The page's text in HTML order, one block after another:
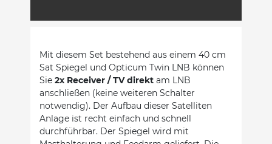
Mit diesem Set bestehend aus einem 40 cm
Sat Spiegel und Opticum Twin LNB können
Sie 2x Receiver / TV direkt am LNB
anschließen (keine weiteren Schalter
notwendig). Der Aufbau dieser Satelliten
Anlage ist recht einfach und schnell
durchführbar. Der Spiegel wird mit